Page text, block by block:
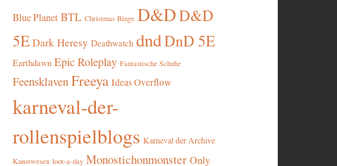
Blue Planet BTL Christmas Binge D&DD&D
5E Dark Heresy Deathwatch dndDnD 5E
Earthdawn Epic Roleplay Fantastische Schuhe
Feensklaven Freeya Ideas Overflow
karneval-der-
rollenspielblogs Karneval der Archive
Kunstwesen loot-a-day Monostichonmonster Only